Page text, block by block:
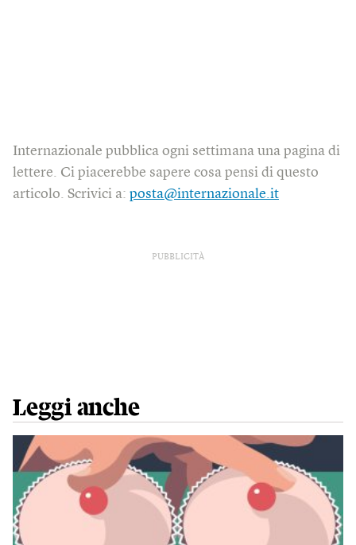
Internazionale pubblica ogni settimana una pagina di
lettere. Ci piacerebbe sapere cosa pensi di questo
articolo. Scrivici a: posta@internazionale.it
PUBBLICITÀ
Leggi anche